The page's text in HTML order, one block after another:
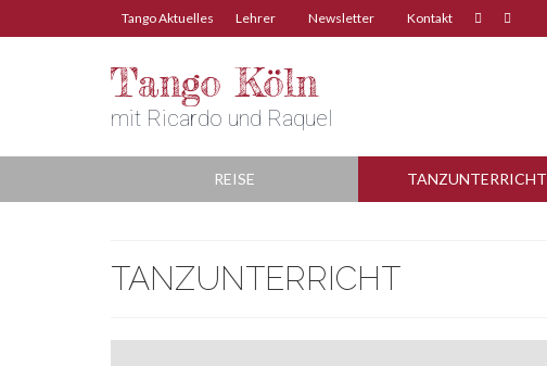
Tango Aktuelles Lehrer Newsletter Kontakt
Tango Köln
mit Ricardo und Raquel
REISE TANZUNTERRICHT
TANZUNTERRICHT